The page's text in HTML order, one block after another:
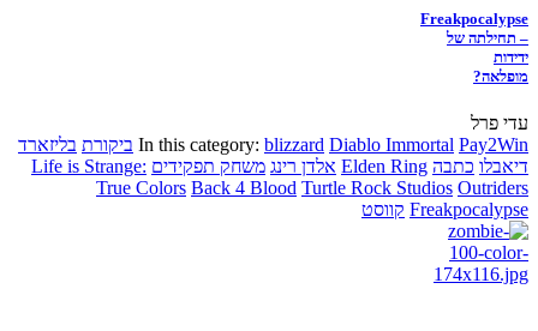
Freakpocalypse
– תחילתה של
ידידות
מופלאה?
עדי פרל
In this category: blizzard Diablo Immortal Pay2Win ביקורת בליזארד
דיאבלו כתבה Elden Ring אלדן רינג משחק תפקידים Life is Strange:
True Colors Back 4 Blood Turtle Rock Studios Outriders
Freakpocalypse קווסט